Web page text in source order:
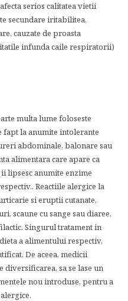
serios calitatea vietii
secundare iritabilitea,
cauzate de proasta
infunda caile respiratorii)
multa lume foloseste
la anumite intolerante
abdominale, balonare sau
alimentara care apare ca
lipsesc anumite enzime
Reactiile alergice la
si eruptii cutanate,
scaune cu sange sau diaree,
Singurul tratament in
a alimentului respectiv,
De aceea, medicii
diversificarea, sa se lase un
nou introduse, pentru a